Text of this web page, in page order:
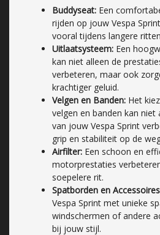
Buddyseat: Een
rijden op jouw Vespa
vooral tijdens langere
Uitlaatsysteem: Een
kan niet alleen de
verbeteren, maar ook
krachtiger geluid.
Velgen en Banden: Het
velgen en banden kan niet
van jouw Vespa Sprint
grip en stabiliteit op de
Airfilter: Een schoon en
motorprestaties
soepelere rit.
Spatborden en
Vespa Sprint met unieke
windschermen of andere
bij jouw stijl.